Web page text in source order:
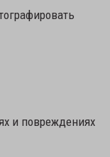
и повреждениях